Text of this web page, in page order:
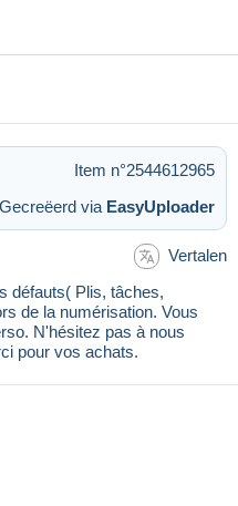
Item n°2544612965
Gecreëerd via EasyUploader
Vertalen
défauts( Plis, tâches,
de la numérisation. Vous
N'hésitez pas à nous
pour vos achats.